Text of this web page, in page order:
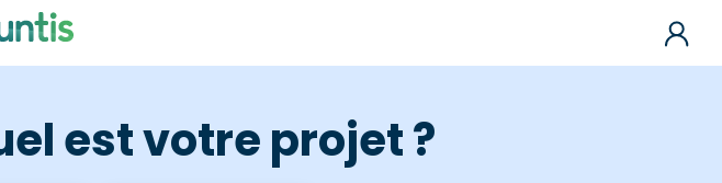
est votre projet ?